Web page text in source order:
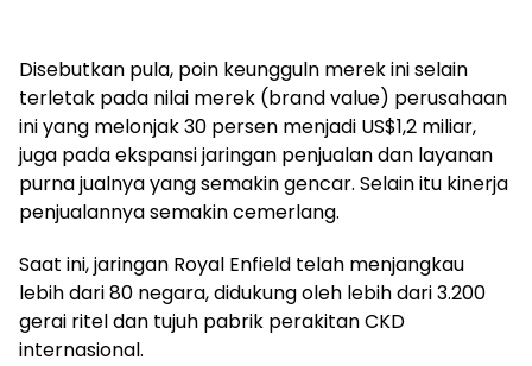
Disebutkan pula, poin keungguln merek ini selain
terletak pada nilai merek (brand value) perusahaan
ini yang melonjak 30 persen menjadi US$1,2 miliar,
juga pada ekspansi jaringan penjualan dan layanan
purna jualnya yang semakin gencar. Selain itu kinerja
penjualannya semakin cemerlang.
Saat ini, jaringan Royal Enfield telah menjangkau
lebih dari 80 negara, didukung oleh lebih dari 3.200
gerai ritel dan tujuh pabrik perakitan CKD
internasional.